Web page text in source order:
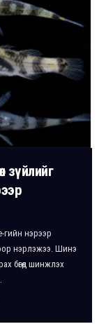
зүйлийг
гийн нэрээр
нэрлэжээ. Шинэ
бөгөөд шинжлэх